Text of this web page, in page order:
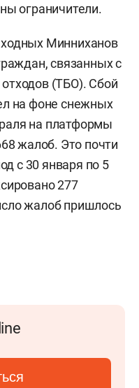
ограничители.
Минниханов
связанных с
(ТБО). Сбой
на фоне снежных
на платформы
жалоб. Это почти
с 30 января по 5
277
жалоб пришлось